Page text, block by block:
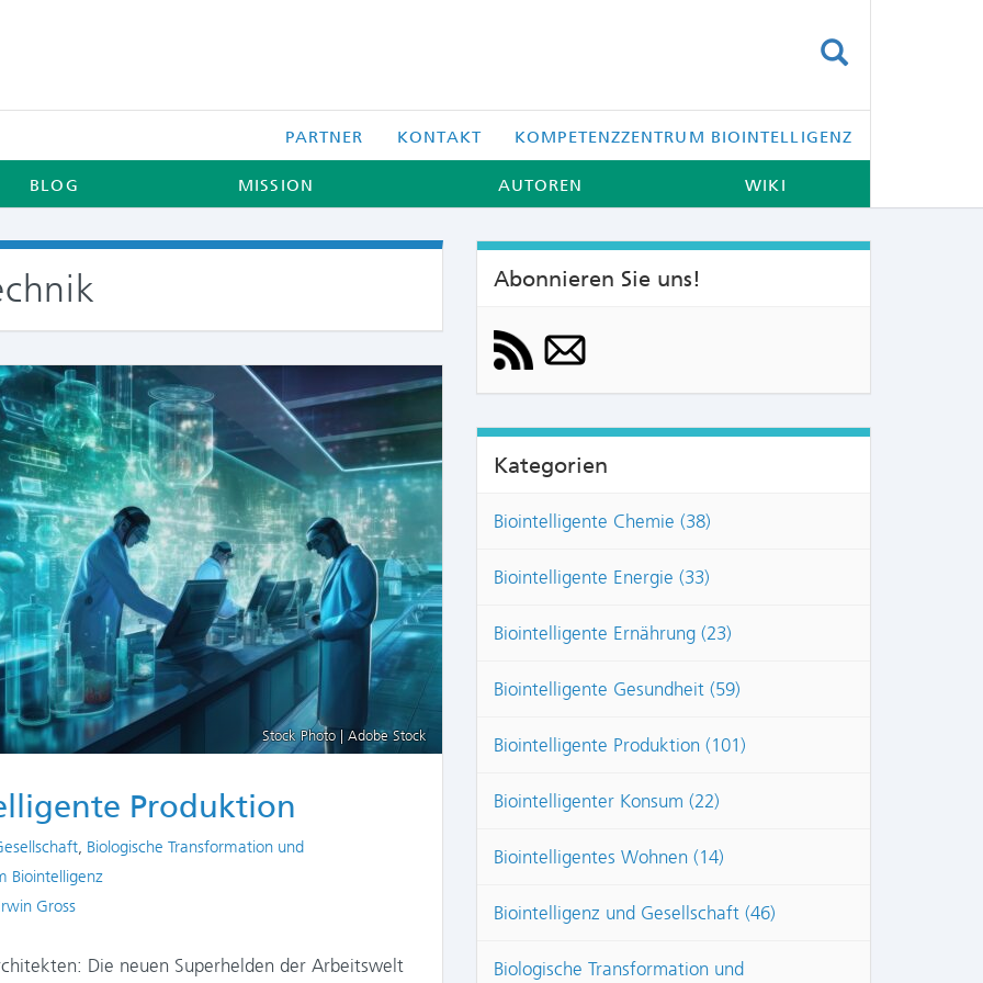
PARTNER KONTAKT KOMPETENZZENTRUM BIOINTELLIGENZ
BLOG MISSION AUTOREN WIKI
COMMENTS:
Stock Photo | Adobe Stock
Produktion
, Biologische Transformation und
Biointelligenz
Gross
Die neuen Superhelden der Arbeitswelt
Abonnieren Sie uns!
Kategorien
Biointelligente Chemie (38)
Biointelligente Energie (33)
Biointelligente Ernährung (23)
Biointelligente Gesundheit (59)
Biointelligente Produktion (101)
Biointelligenter Konsum (22)
Biointelligentes Wohnen (14)
Biointelligenz und Gesellschaft (46)
Biologische Transformation und